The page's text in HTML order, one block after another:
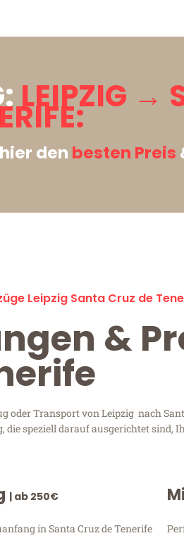
LEIPZIG →
den besten Preis
Leipzig Santa Cruz de
&
oder Transport von Leipzig nach
die speziell darauf ausgerichtet sind,
| ab 250€
in Santa Cruz de Tenerife